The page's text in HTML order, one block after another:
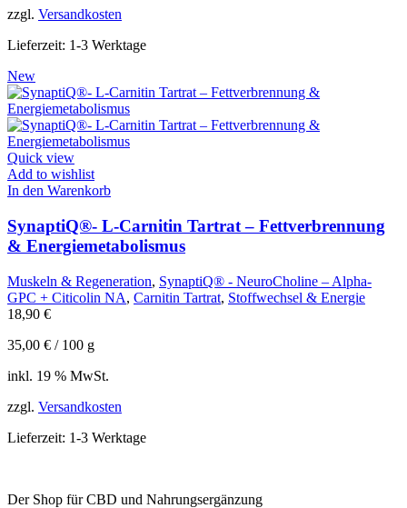
zzgl. Versandkosten
Lieferzeit: 1-3 Werktage
New
Quick view
Add to wishlist
In den Warenkorb
SynaptiQ®- L-Carnitin Tartrat – Fettverbrennung
& Energiemetabolismus
Muskeln & Regeneration, SynaptiQ® - NeuroCholine – Alpha-
GPC + Citicolin NA, Carnitin Tartrat, Stoffwechsel & Energie
18,90 €
35,00 € / 100 g
inkl. 19 % MwSt.
zzgl. Versandkosten
Lieferzeit: 1-3 Werktage
Der Shop für CBD und Nahrungsergänzung